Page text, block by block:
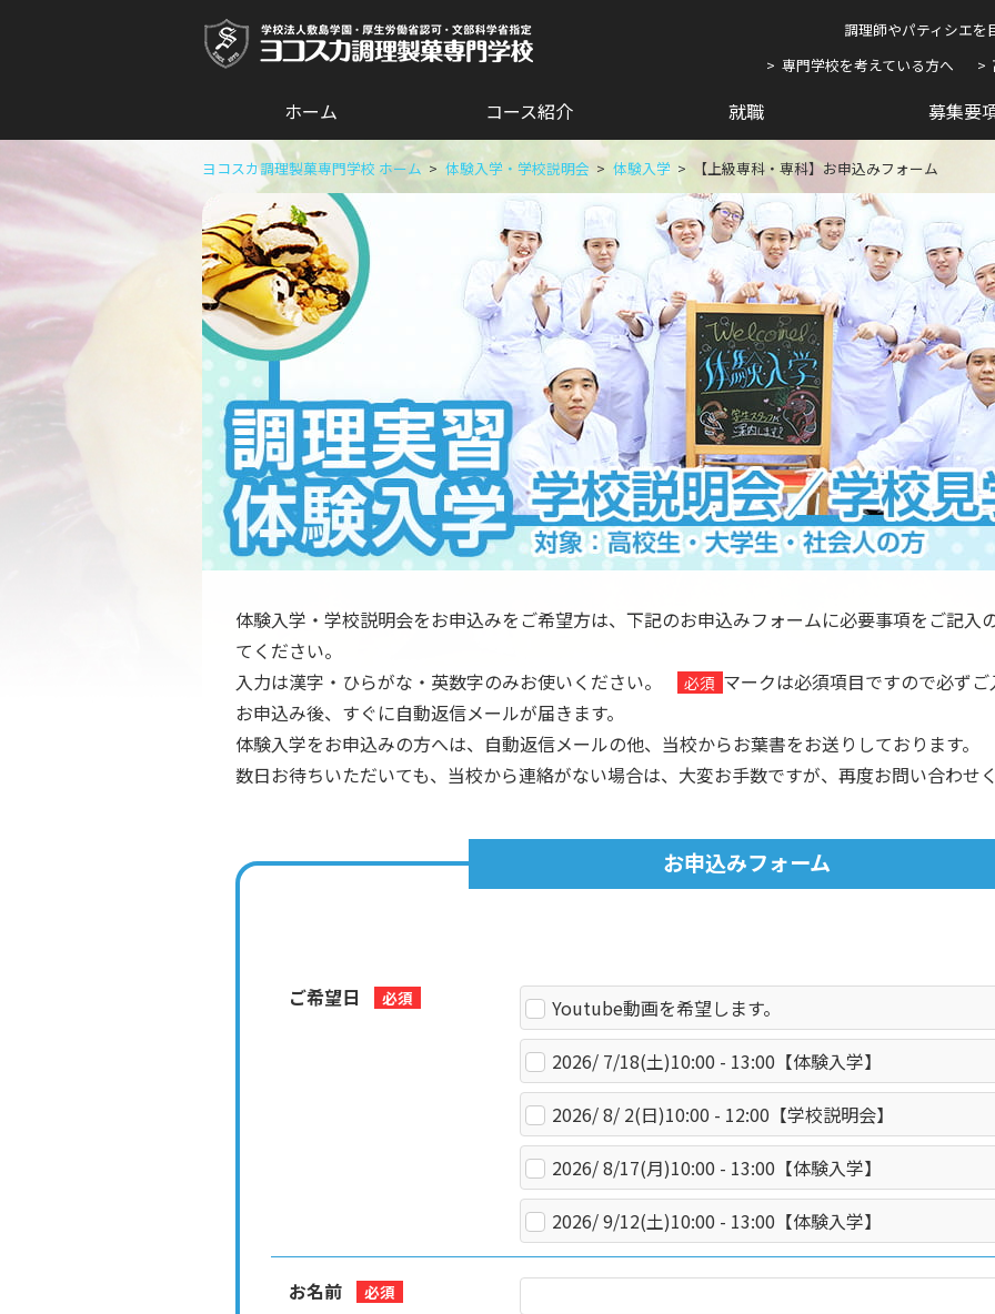
調理師やパティシエ
専門学校を考えている方へ
ホーム コース紹介 就職 募集要
ヨコスカ調理製菓専門学校 ホーム 体験入学・学校説明会 体験入学 【上級専科・専科】お申込みフォーム
体験入学・学校説明会をお申込みをご希望方は、下記のお申込みフォームに必要事項をご記入
てください。
入力は漢字・ひらがな・英数字のみお使いください。
必須 マークは必須項目ですので必ず
お申込み後、すぐに自動返信メールが届きます。
体験入学をお申込みの方へは、自動返信メールの他、当校からお葉書をお送りしております。
数日お待ちいただいても、当校から連絡がない場合は、大変お手数ですが、再度お問い合わせ
お申込みフォーム
ご希望日 必須
Youtube動画を希望します。
2026/ 7/18(土)10:00 - 13:00【体験入学】
2026/ 8/ 2(日)10:00 - 12:00【学校説明会】
2026/ 8/17(月)10:00 - 13:00【体験入学】
2026/ 9/12(土)10:00 - 13:00【体験入学】
お名前 必須